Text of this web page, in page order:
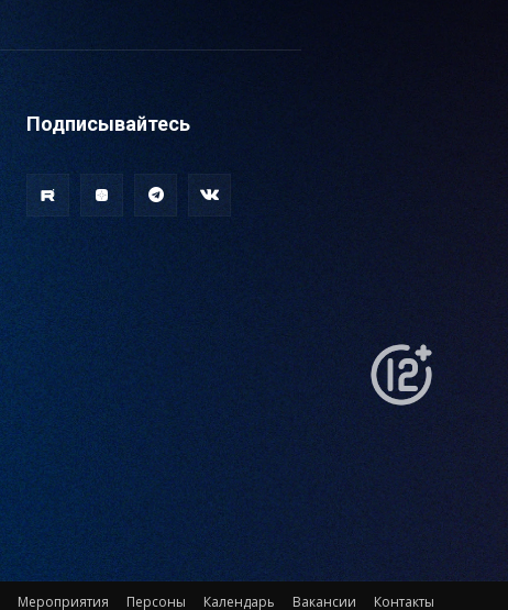
Подписывайтесь
Мероприятия Персоны Календарь Вакансии Контакты